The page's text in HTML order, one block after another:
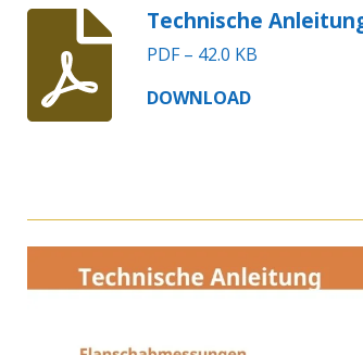
Technische
PDF – 42.0 KB
DOWNLOAD